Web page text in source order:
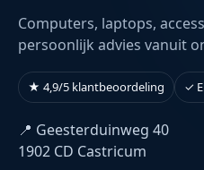
Computers, laptops,
persoonlijk advies vanuit
★ 4,9/5 klantbeoordeling ✓
📍 Geesterduinweg 40
1902 CD Castricum